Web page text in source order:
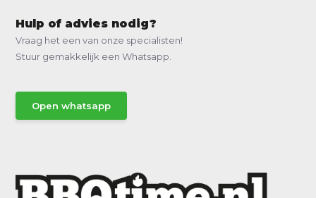
Hulp of advies nodig?
Vraag het een van onze specialisten!
Stuur gemakkelijk een Whatsapp.
Open whatsapp